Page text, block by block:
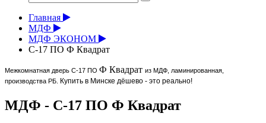
Главная
МДФ
МДФ ЭКОНОМ
С-17 ПО Ф Квадрат
Межкомнатная дверь С-17 ПО Ф Квадрат из МДФ, ламинированная,
производства РБ.
Купить в Минске дёшево - это реально!
МДФ - С-17 ПО Ф Квадрат